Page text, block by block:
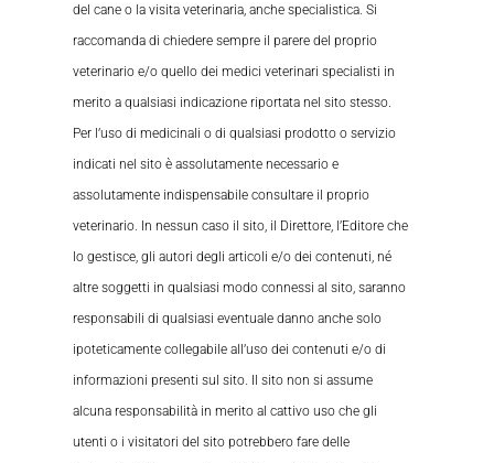
del cane o la visita veterinaria, anche specialistica. Si
raccomanda di chiedere sempre il parere del proprio
veterinario e/o quello dei medici veterinari specialisti in
merito a qualsiasi indicazione riportata nel sito stesso.
Per l’uso di medicinali o di qualsiasi prodotto o servizio
indicati nel sito è assolutamente necessario e
assolutamente indispensabile consultare il proprio
veterinario. In nessun caso il sito, il Direttore, l’Editore che
lo gestisce, gli autori degli articoli e/o dei contenuti, né
altre soggetti in qualsiasi modo connessi al sito, saranno
responsabili di qualsiasi eventuale danno anche solo
ipoteticamente collegabile all’uso dei contenuti e/o di
informazioni presenti sul sito. Il sito non si assume
alcuna responsabilità in merito al cattivo uso che gli
utenti o i visitatori del sito potrebbero fare delle